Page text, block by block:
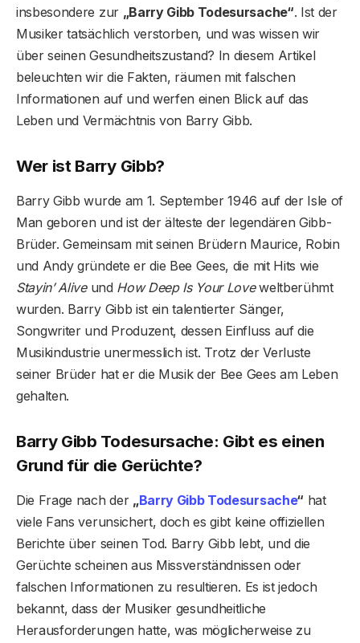
insbesondere zur „Barry Gibb Todesursache“. Ist der
Musiker tatsächlich verstorben, und was wissen wir
über seinen Gesundheitszustand? In diesem Artikel
beleuchten wir die Fakten, räumen mit falschen
Informationen auf und werfen einen Blick auf das
Leben und Vermächtnis von Barry Gibb.
Wer ist Barry Gibb?
Barry Gibb wurde am 1. September 1946 auf der Isle of
Man geboren und ist der älteste der legendären Gibb-
Brüder. Gemeinsam mit seinen Brüdern Maurice, Robin
und Andy gründete er die Bee Gees, die mit Hits wie
Stayin’ Aliveund How Deep Is Your Loveweltberühmt
wurden. Barry Gibb ist ein talentierter Sänger,
Songwriter und Produzent, dessen Einfluss auf die
Musikindustrie unermesslich ist. Trotz der Verluste
seiner Brüder hat er die Musik der Bee Gees am Leben
gehalten.
Barry Gibb Todesursache: Gibt es einen
Grund für die Gerüchte?
Die Frage nach der „Barry Gibb Todesursache“ hat
viele Fans verunsichert, doch es gibt keine offiziellen
Berichte über seinen Tod. Barry Gibb lebt, und die
Gerüchte scheinen aus Missverständnissen oder
falschen Informationen zu resultieren. Es ist jedoch
bekannt, dass der Musiker gesundheitliche
Herausforderungen hatte, was möglicherweise zu